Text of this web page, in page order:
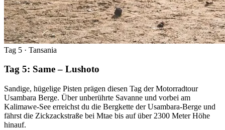
Tag 5 · Tansania
Tag 5: Same – Lushoto
Sandige, hügelige Pisten prägen diesen Tag der Motorradtour
Usambara Berge. Über unberührte Savanne und vorbei am
Kalimawe-See erreichst du die Bergkette der Usambara-Berge und
fährst die Zickzackstraße bei Mtae bis auf über 2300 Meter Höhe
hinauf.